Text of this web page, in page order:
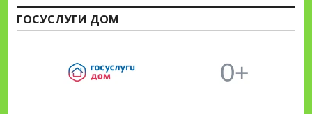
ГОСУСЛУГИ ДОМ